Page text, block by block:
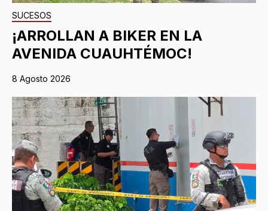
SUCESOS
¡ARROLLAN A BIKER EN LA
AVENIDA CUAUHTÉMOC!
8 Agosto 2026